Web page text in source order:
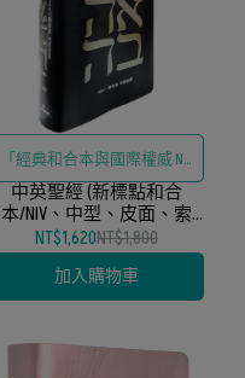
「經典和合本與國際權威 NIV
譯本中英對照、精緻皮面裝
訂與實用索引」
中英聖經 (新標點和合
本/NIV、中型、皮面、索
引、銀邊、黑)
NT$1,620NT$1,800
加入購物車